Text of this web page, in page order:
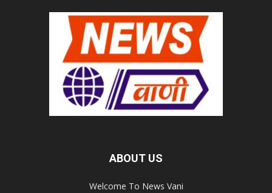
ABOUT US
Welcome To News Vani